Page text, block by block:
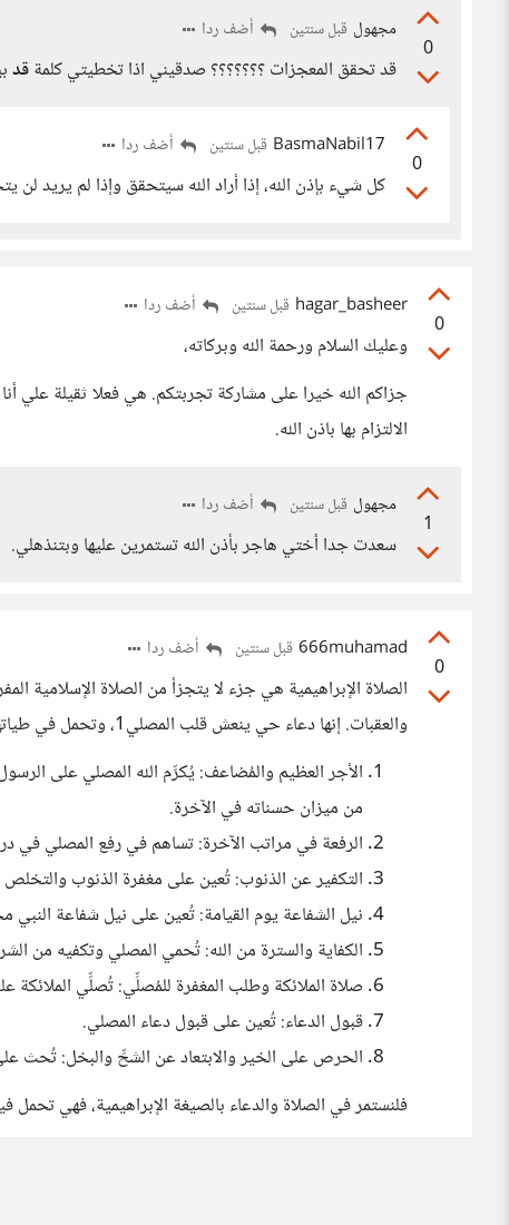
0
مجهول قبل سنتين أضف ردا
قد تحقق المعجزات ؟؟؟؟؟؟؟ صدقيني اذا تخطيتي كلمةقد
0
BasmaNabil17 قبل سنتين أضف ردا
كل شيء بإذن الله، إذا أراد الله سيتحقق وإذا لم يريد لن
0
hagar_basheer قبل سنتين أضف ردا
وعليك السلام ورحمة الله وبركاته،
جزاكم الله خيرا على مشاركة تجربتكم. هي فعلا ثقيلة علي
الالتزام بها باذن الله.
1
مجهول قبل سنتين أضف ردا
سعدت جدا أختي هاجر بأذن الله تستمرين عليها وبتنذهلي.
0
666muhamad قبل سنتين أضف ردا
الصلاة الإبراهيمية هي جزء لا يتجزأ من الصلاة
والعقبات. إنها دعاء حي ينعش قلب المصلي1، وتحمل في طياتها العديد من الفوائد:
الأجر العظيم والمُضاعف: يُكرِّم الله المصلي على
من ميزان حسناته في الآخرة.
الرفعة في مراتب الآخرة: تساهم في رفع المصلي في
التكفير عن الذنوب: تُعين على مغفرة الذنوب والتخلص
نيل الشفاعة يوم القيامة: تُعين على نيل شفاعة
الكفاية والسترة من الله: تُحمي المصلي وتكفيه من
صلاة الملائكة وطلب المغفرة للمُصلِّي: تُصلِّي الملائكة
قبول الدعاء: تُعين على قبول دعاء المصلي.
الحرص على الخير والابتعاد عن الشحِّ والبخل: تُحث على
فلنستمر في الصلاة والدعاء بالصيغة الإبراهيمية، فهي تحمل